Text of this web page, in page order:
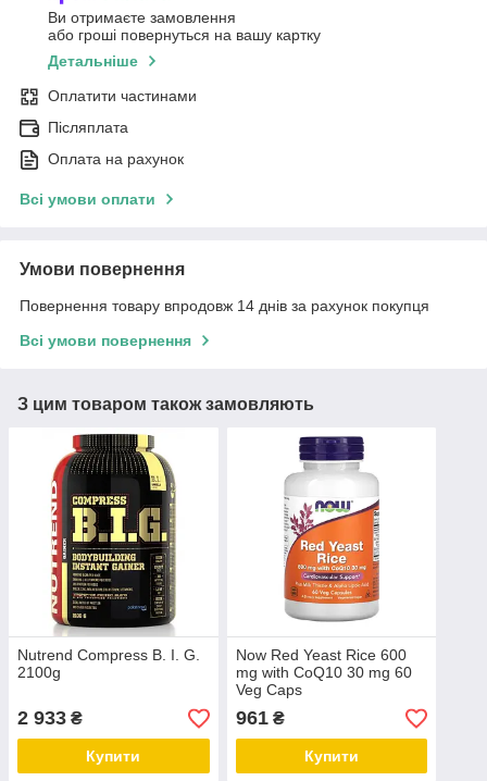
Ви отримаєте замовлення
або гроші повернуться на вашу картку
Детальніше
Оплатити частинами
Післяплата
Оплата на рахунок
Всі умови оплати
Умови повернення
Повернення товару впродовж 14 днів за рахунок покупця
Всі умови повернення
З цим товаром також замовляють
Nutrend Compress B. I. G.
2100g
2 933 ₴
Купити
Now Red Yeast Rice 600
mg with CoQ10 30 mg 60
Veg Caps
961₴
Купити